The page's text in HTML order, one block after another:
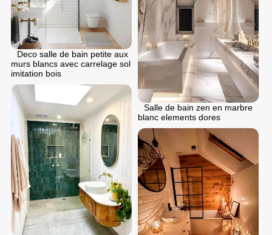
Deco salle de bain petite aux
murs blancs avec carrelage sol
imitation bois
Salle de bain zen en marbre
blanc elements dores